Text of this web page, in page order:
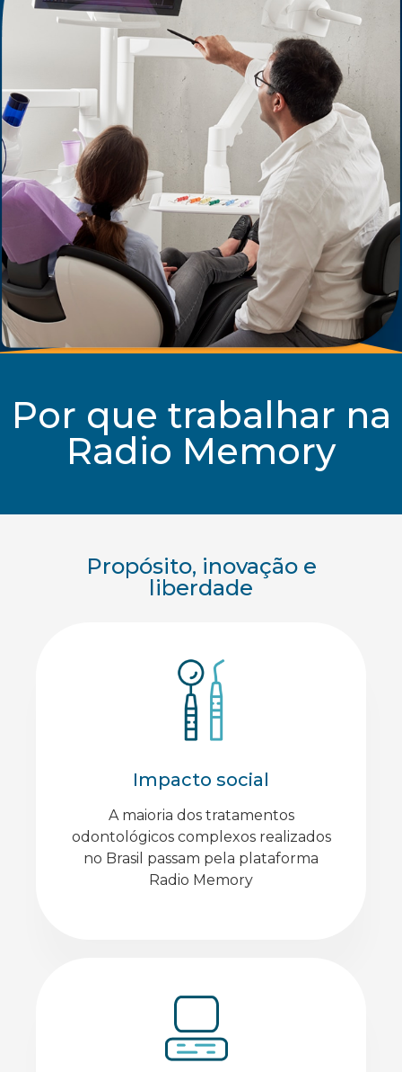
Por que trabalhar na
Radio Memory
Propósito, inovação e
liberdade
Impacto social
A maioria dos tratamentos
odontológicos complexos realizados
no Brasil passam pela plataforma
Radio Memory